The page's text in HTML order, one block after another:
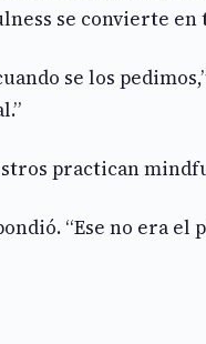
se convierte
se los
practican
“Ese no era el